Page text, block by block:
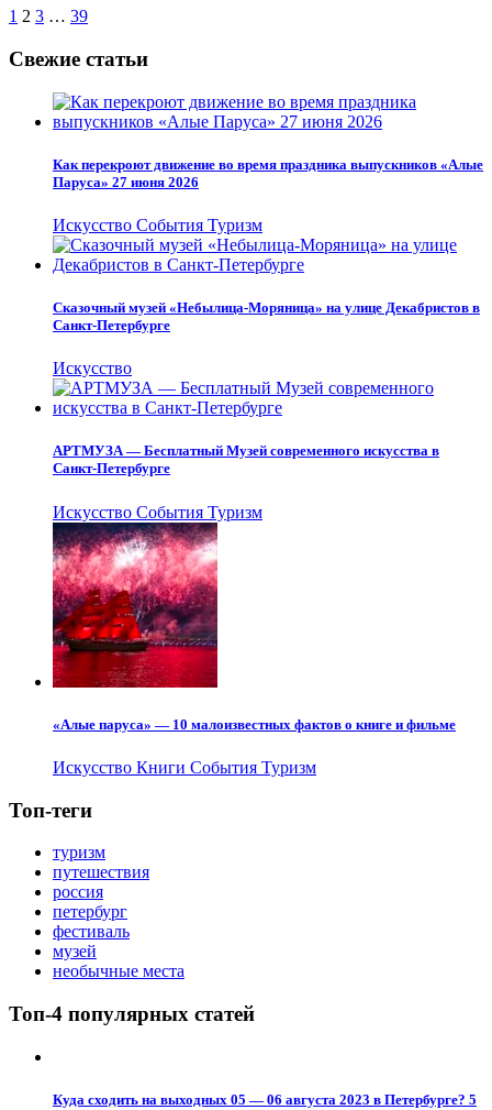
Пагинация
записей
1 2 3 … 39
Свежие статьи
Как перекроют движение во время праздника выпускников «Алые
Паруса» 27 июня 2026
Искусство События Туризм
Сказочный музей «Небылица-Моряница» на улице Декабристов в
Санкт-Петербурге
Искусство
АРТМУЗА — Бесплатный Музей современного искусства в
Санкт-Петербурге
Искусство События Туризм
«Алые паруса» — 10 малоизвестных фактов о книге и фильме
Искусство Книги События Туризм
Топ-теги
туризм
путешествия
россия
петербург
фестиваль
музей
необычные места
Топ-4 популярных статей
Куда сходить на выходных 05 — 06 августа 2023 в Петербурге? 5